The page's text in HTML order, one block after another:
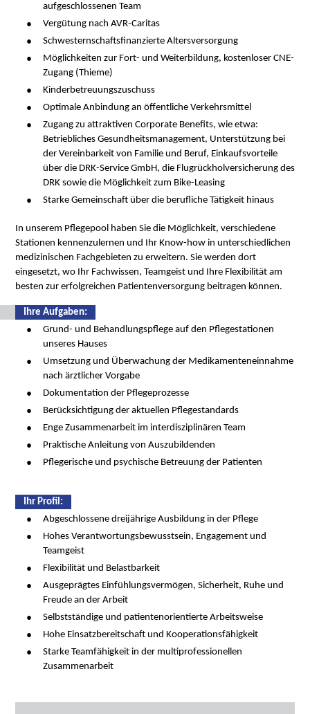
aufgeschlossenen Team
Vergütung nach AVR-Caritas
Schwesternschaftsfinanzierte Altersversorgung
Möglichkeiten zur Fort- und Weiterbildung, kostenloser CNE-
Zugang (Thieme)
Kinderbetreuungszuschuss
Optimale Anbindung an öffentliche Verkehrsmittel
Zugang zu attraktiven Corporate Benefits, wie etwa:
Betriebliches Gesundheitsmanagement, Unterstützung bei
der Vereinbarkeit von Familie und Beruf, Einkaufsvorteile
über die DRK-Service GmbH, die Flugrückholversicherung des
DRK sowie die Möglichkeit zum Bike-Leasing
Starke Gemeinschaft über die berufliche Tätigkeit hinaus
In unserem Pflegepool haben Sie die Möglichkeit, verschiedene
Stationen kennenzulernen und Ihr Know-how in unterschiedlichen
medizinischen Fachgebieten zu erweitern. Sie werden dort
eingesetzt, wo Ihr Fachwissen, Teamgeist und Ihre Flexibilität am
besten zur erfolgreichen Patientenversorgung beitragen können.
Ihre Aufgaben:
Grund- und Behandlungspflege auf den Pflegestationen
unseres Hauses
Umsetzung und Überwachung der Medikamenteneinnahme
nach ärztlicher Vorgabe
Dokumentation der Pflegeprozesse
Berücksichtigung der aktuellen Pflegestandards
Enge Zusammenarbeit im interdisziplinären Team
Praktische Anleitung von Auszubildenden
Pflegerische und psychische Betreuung der Patienten
Ihr Proﬁl:
Abgeschlossene dreijährige Ausbildung in der Pflege
Hohes Verantwortungsbewusstsein, Engagement und
Teamgeist
Flexibilität und Belastbarkeit
Ausgeprägtes Einfühlungsvermögen, Sicherheit, Ruhe und
Freude an der Arbeit
Selbstständige und patientenorientierte Arbeitsweise
Hohe Einsatzbereitschaft und Kooperationsfähigkeit
Starke Teamfähigkeit in der multiprofessionellen
Zusammenarbeit